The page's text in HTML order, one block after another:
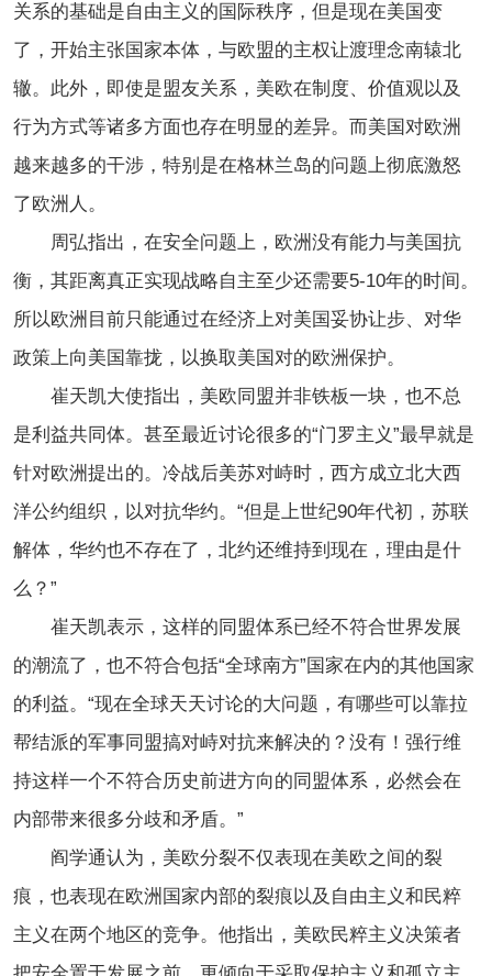
关系的基础是自由主义的国际秩序，但是现在美国变
了，开始主张国家本体，与欧盟的主权让渡理念南辕北
辙。此外，即使是盟友关系，美欧在制度、价值观以及
行为方式等诸多方面也存在明显的差异。而美国对欧洲
越来越多的干涉，特别是在格林兰岛的问题上彻底激怒
了欧洲人。
周弘指出，在安全问题上，欧洲没有能力与美国抗
衡，其距离真正实现战略自主至少还需要5-10年的时间。
所以欧洲目前只能通过在经济上对美国妥协让步、对华
政策上向美国靠拢，以换取美国对的欧洲保护。
崔天凯大使指出，美欧同盟并非铁板一块，也不总
是利益共同体。甚至最近讨论很多的“门罗主义”最早就是
针对欧洲提出的。冷战后美苏对峙时，西方成立北大西
洋公约组织，以对抗华约。“但是上世纪90年代初，苏联
解体，华约也不存在了，北约还维持到现在，理由是什
么？”
崔天凯表示，这样的同盟体系已经不符合世界发展
的潮流了，也不符合包括“全球南方”国家在内的其他国家
的利益。“现在全球天天讨论的大问题，有哪些可以靠拉
帮结派的军事同盟搞对峙对抗来解决的？没有！强行维
持这样一个不符合历史前进方向的同盟体系，必然会在
内部带来很多分歧和矛盾。”
阎学通认为，美欧分裂不仅表现在美欧之间的裂
痕，也表现在欧洲国家内部的裂痕以及自由主义和民粹
主义在两个地区的竞争。他指出，美欧民粹主义决策者